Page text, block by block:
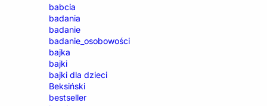
babcia
badania
badanie
badanie_osobowości
bajka
bajki
bajki dla dzieci
Beksiński
bestseller